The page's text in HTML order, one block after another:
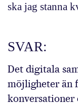
ska jag stanna
SVAR:
Det digitala
möjligheter än
konversationer